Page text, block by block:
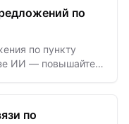
по
по пункту
ИИ — повышайте
по